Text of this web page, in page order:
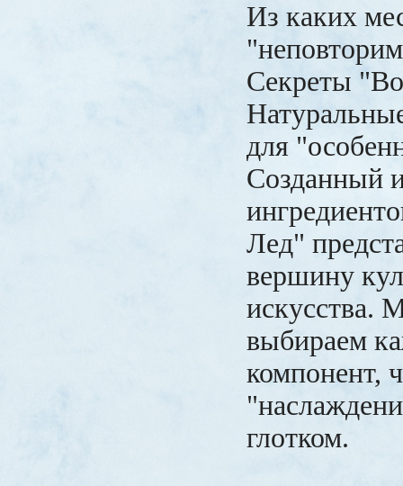
Из каких
Секреты
для
Созданный
Лед"
вершину
искусства.
выбираем
компонент,
глотком.